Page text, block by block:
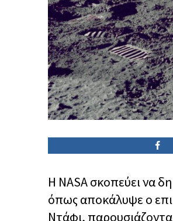
Η NASA σκοπεύει να
όπως αποκάλυψε ο
Ντάφι,